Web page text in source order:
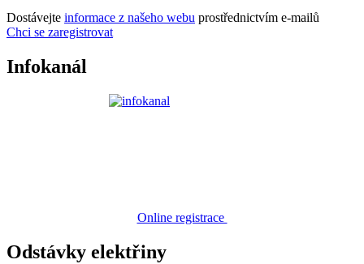
Dostávejte informace z našeho webu prostřednictvím e-mailů
Chci se zaregistrovat
Infokanál
Online registrace
Odstávky elektřiny